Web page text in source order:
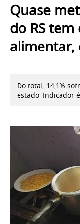
Quase
do RS
alimentar,
Do total, 14,1%
estado. Indicador